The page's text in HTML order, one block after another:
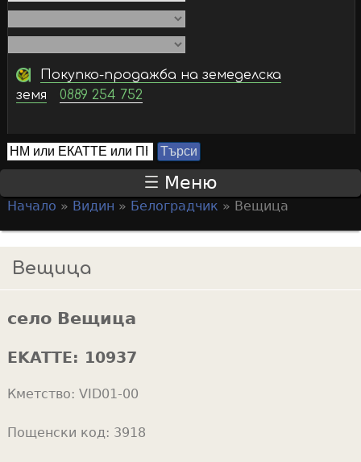
Покупко-продажба на земеделска
земя
0889 254 752
S
e
r
c
h
f
r
m
Т
ъ
с
и
Меню
o
u
r
e
e
Начало » Видин » Белоградчик » Вещица
Вещица
село Вещица
EKATTE: 10937
Кметство: VID01-00
Пощенски код: 3918